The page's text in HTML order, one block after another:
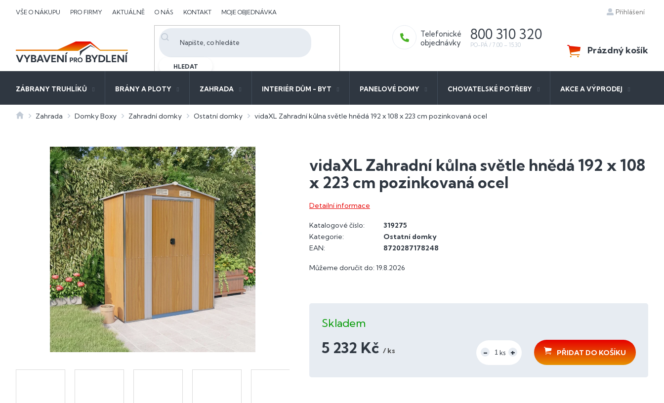
VŠE O NÁKUPU PRO FIRMY AKTUÁLNĚ O NÁS KONTAKT MOJE OBJEDNÁVKA Přihlášení
HLEDAT
800 310 320
NÁKUPNÍ
KOŠÍK
Prázdný košík
ZÁBRANY TRUHLÍKŮ BRÁNY A PLOTY ZAHRADA INTERIÉR DŮM - BYT PANELOVÉ DOMY CHOVATELSKÉ POTŘEBY AKCE A VÝPRODEJ
DomůZahrada Domky Boxy Zahradní domky Ostatní domky vidaXL Zahradní kůlna světle hnědá 192 x 108 x 223 cm pozinkovaná ocel
vidaXL Zahradní kůlna světle hnědá 192 x 108
x 223 cm pozinkovaná ocel
Můžeme doručit do: 19.8.2026
Skladem
5 232 Kč / ks
PŘIDAT DO KOŠÍKU
Detailní informace
Katalogové číslo:
319275
Kategorie:
Ostatní domky
EAN: 8720287178248